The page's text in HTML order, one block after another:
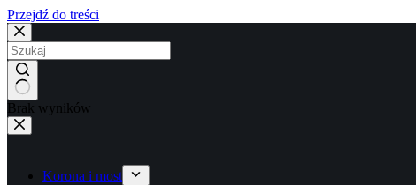
Przejdź do treści
Brak wyników
Korona i most